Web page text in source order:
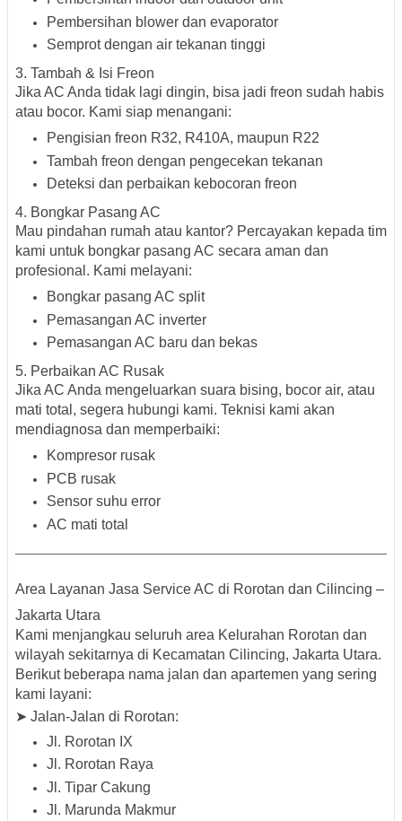
Pembersihan blower dan evaporator
Semprot dengan air tekanan tinggi
3. Tambah & Isi Freon
Jika AC Anda tidak lagi dingin, bisa jadi freon sudah habis
atau bocor. Kami siap menangani:
Pengisian freon R32, R410A, maupun R22
Tambah freon dengan pengecekan tekanan
Deteksi dan perbaikan kebocoran freon
4. Bongkar Pasang AC
Mau pindahan rumah atau kantor? Percayakan kepada tim
kami untuk bongkar pasang AC secara aman dan
profesional. Kami melayani:
Bongkar pasang AC split
Pemasangan AC inverter
Pemasangan AC baru dan bekas
5. Perbaikan AC Rusak
Jika AC Anda mengeluarkan suara bising, bocor air, atau
mati total, segera hubungi kami. Teknisi kami akan
mendiagnosa dan memperbaiki:
Kompresor rusak
PCB rusak
Sensor suhu error
AC mati total
Area Layanan Jasa Service AC di Rorotan dan Cilincing –
Jakarta Utara
Kami menjangkau seluruh area Kelurahan Rorotan dan
wilayah sekitarnya di Kecamatan Cilincing, Jakarta Utara.
Berikut beberapa nama jalan dan apartemen yang sering
kami layani:
➤ Jalan-Jalan di Rorotan:
Jl. Rorotan IX
Jl. Rorotan Raya
Jl. Tipar Cakung
Jl. Marunda Makmur